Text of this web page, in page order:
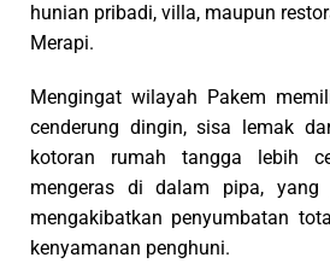
hunian pribadi, villa, maupun
Merapi.
Mengingat wilayah Pakem
cenderung dingin, sisa lemak
kotoran rumah tangga lebih
mengeras di dalam pipa,
mengakibatkan penyumbatan
kenyamanan penghuni.